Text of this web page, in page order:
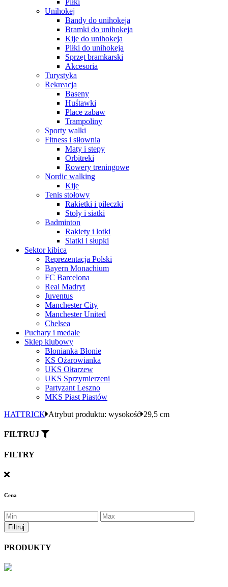
Piłki
Unihokej
Bandy do unihokeja
Bramki do unihokeja
Kije do unihokeja
Piłki do unihokeja
Sprzęt bramkarski
Akcesoria
Turystyka
Rekreacja
Baseny
Huśtawki
Place zabaw
Trampoliny
Sporty walki
Fitness i siłownia
Maty i stepy
Orbitreki
Rowery treningowe
Nordic walking
Kije
Tenis stołowy
Rakietki i piłeczki
Stoły i siatki
Badminton
Rakiety i lotki
Siatki i słupki
Sektor kibica
Reprezentacja Polski
Bayern Monachium
FC Barcelona
Real Madryt
Juventus
Manchester City
Manchester United
Chelsea
Puchary i medale
Sklep klubowy
Błonianka Błonie
KS Ożarowianka
UKS Ołtarzew
UKS Sprzymierzeni
Partyzant Leszno
MKS Piast Piastów
HATTRICK Atrybut produktu: wysokość 29,5 cm
FILTRUJ
FILTRY
Cena
PRODUKTY